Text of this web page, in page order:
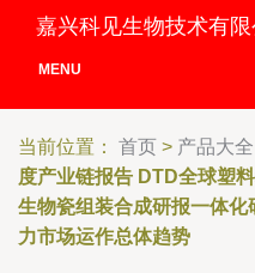
嘉兴科见生物技术有限
MENU
当前位置： 首页 > 产品大全
度产业链报告 DTD全球塑
生物瓷组装合成研报一体
力市场运作总体趋势